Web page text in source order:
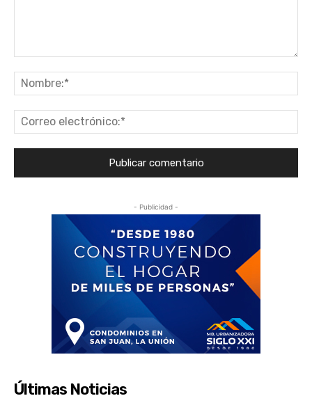
- Publicidad -
Últimas Noticias